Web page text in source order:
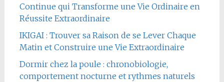
Continue qui Transforme une Vie Ordinaire en
Réussite Extraordinaire
IKIGAI : Trouver sa Raison de se Lever Chaque
Matin et Construire une Vie Extraordinaire
Dormir chez la poule : chronobiologie,
comportement nocturne et rythmes naturels